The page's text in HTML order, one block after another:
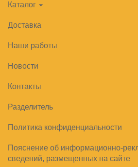
Каталог
Доставка
Наши работы
Новости
Контакты
Разделитель
Политика конфиденциальности
Пояснение об информационно-
сведений, размещенных на сайте
ПЕЧЬ КОНВЕКЦИОННАЯ
КЭП-4ПМ-01